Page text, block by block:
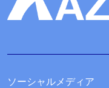
ソーシャルメディア